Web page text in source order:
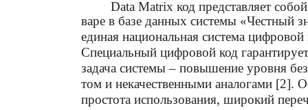
Data Matrix код представляет
варе в базе данных системы «Честный
единая национальная система
Специальный цифровой код
задача системы – повышение уровня
том и некачественными аналогами [2].
простота использования, широкий